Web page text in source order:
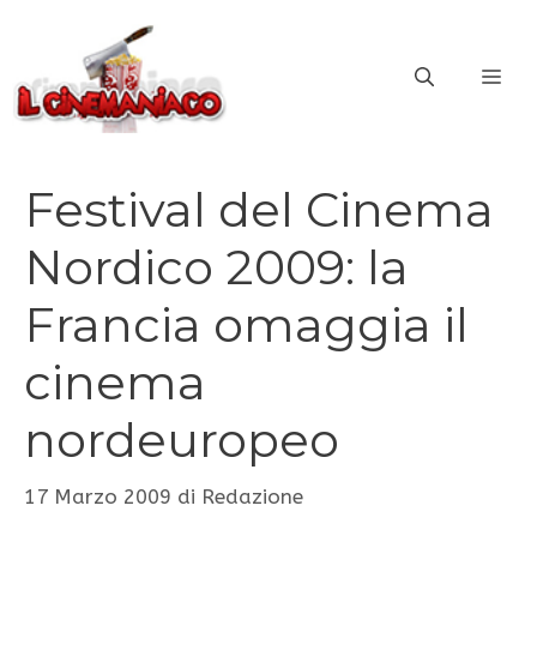
contenuto
Festival del Cinema
Nordico 2009: la
Francia omaggia il
cinema
nordeuropeo
17 Marzo 2009 di Redazione